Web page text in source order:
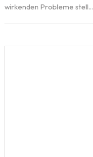
wirkenden Probleme stell...